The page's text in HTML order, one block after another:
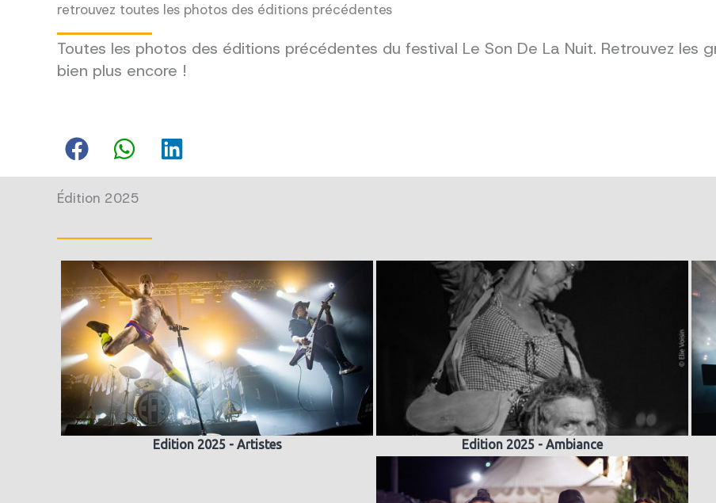
retrouvez toutes les photos des éditions précédentes
Toutes les photos des éditions précédentes du festival Le Son De La Nuit. Retrouvez les
bien plus encore !
Édition 2025
Edition 2025 - Artistes Edition 2025 - Ambiance